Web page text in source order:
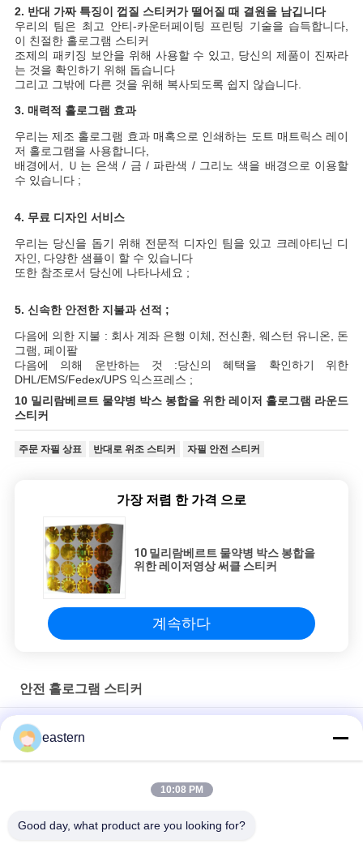
2. 반대 가짜 특징이 껍질 스티커가 떨어질 때 결원을 남깁니다
우리의 팀은 최고 안티-카운터페이팅 프린팅 기술을 습득합니다,
이 친절한 홀로그램 스티커
조제의 패키징 보안을 위해 사용할 수 있고, 당신의 제품이 진짜라
는 것을 확인하기 위해 돕습니다
그리고 그밖에 다른 것을 위해 복사되도록 쉽지 않습니다.
3. 매력적 홀로그램 효과
우리는 제조 홀로그램 효과 매혹으로 인쇄하는 도트 매트릭스 레이
저 홀로그램을 사용합니다,
배경에서, Ｕ는 은색 / 금 / 파란색 / 그리노 색을 배경으로 이용할
수 있습니다 ;
4. 무료 디자인 서비스
우리는 당신을 돕기 위해 전문적 디자인 팀을 있고 크레아티닌 디
자인, 다양한 샘플이 할 수 있습니다
또한 참조로서 당신에 나타나세요 ;
5. 신속한 안전한 지불과 선적 ;
다음에 의한 지불 : 회사 계좌 은행 이체, 전신환, 웨스턴 유니온, 돈
그램, 페이팔
다음에 의해 운반하는 것 :당신의 혜택을 확인하기 위한
DHL/EMS/Fedex/UPS 익스프레스 ;
10 밀리람베르트 물약병 박스 봉합을 위한 레이저 홀로그램 라운드
스티커
주문 자필 상표 반대로 위조 스티커 자필 안전 스티커
가장 저렴 한 가격 으로
10 밀리람베르트 물약병 박스 봉합을
위한 레이저영상 써클 스티커
계속하다
안전 홀로그램 스티커
은 봉지 10ml 병 또는 상자에 대한 홀로그램 라벨
애완 동물 표지판 제품 인증 증진을 위한 사용자 지정 홀로그램 라
eastern
10:08 PM
Good day, what product are you looking for?